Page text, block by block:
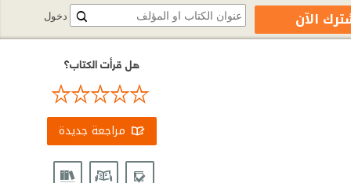
هل قرأت الكتاب؟
مراجعة جديدة
دخول الآن